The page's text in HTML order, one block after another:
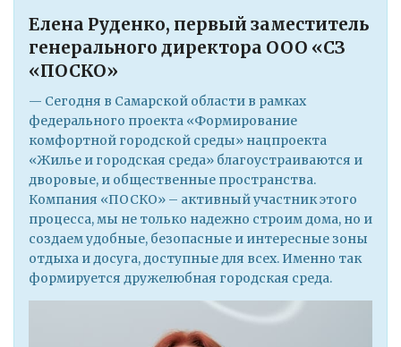
Елена Руденко, первый заместитель
генерального директора ООО «СЗ
«ПОСКО»
— Сегодня в Самарской области в рамках
федерального проекта «Формирование
комфортной городской среды» нацпроекта
«Жилье и городская среда» благоустраиваются и
дворовые, и общественные пространства.
Компания «ПОСКО» – активный участник этого
процесса, мы не только надежно строим дома, но и
создаем удобные, безопасные и интересные зоны
отдыха и досуга, доступные для всех. Именно так
формируется дружелюбная городская среда.